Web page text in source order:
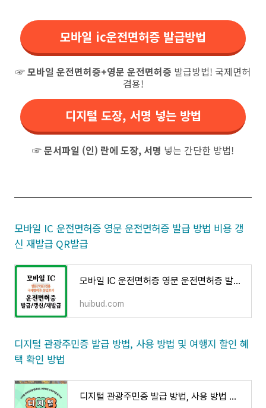
모바일 ic운전면허증 발급방법
☞모바일 운전면허증+영문 운전면허증 발급방법! 국제면허
겸용!
디지털 도장, 서명 넣는 방법
☞문서파일 (인) 란에 도장, 서명 넣는 간단한 방법!
모바일 IC 운전면허증 영문 운전면허증 발급 방법 비용 갱
신 재발급 QR발급
모바일 IC 운전면허증 영문 운전면허증 발급 방법 비용 갱신 재발급 QR발급
huibud.com
디지털 관광주민증 발급 방법, 사용 방법 및 여행지 할인 혜
택 확인 방법
디지털 관광주민증 발급 방법, 사용 방법 및 여행지 할인 혜택 확인 방법